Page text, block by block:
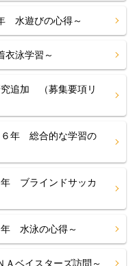
水遊びの心得～
泳学習～
究追加 （募集要項リ
年 総合的な学習の
ブラインドサッカ
水泳の心得～
ベイスターズ訪問～